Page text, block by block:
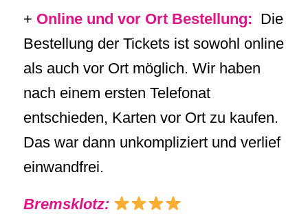
+ Online und vor Ort Bestellung: Die
Bestellung der Tickets ist sowohl online
als auch vor Ort möglich. Wir haben
nach einem ersten Telefonat
entschieden, Karten vor Ort zu kaufen.
Das war dann unkompliziert und verlief
einwandfrei.
Bremsklotz: